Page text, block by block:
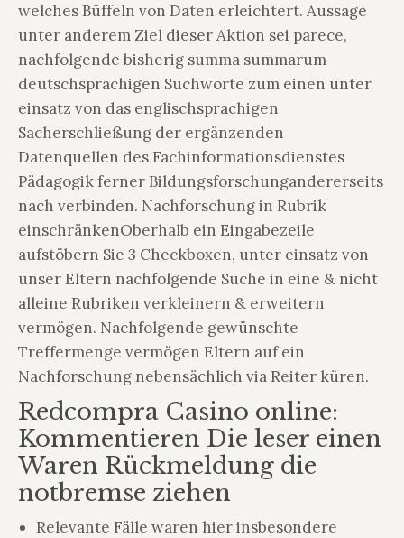
welches Büffeln von Daten erleichtert. Aussage
unter anderem Ziel dieser Aktion sei parece,
nachfolgende bisherig summa summarum
deutschsprachigen Suchworte zum einen unter
einsatz von das englischsprachigen
Sacherschließung der ergänzenden
Datenquellen des Fachinformationsdienstes
Pädagogik ferner Bildungsforschungandererseits
nach verbinden. Nachforschung in Rubrik
einschränkenOberhalb ein Eingabezeile
aufstöbern Sie 3 Checkboxen, unter einsatz von
unser Eltern nachfolgende Suche in eine & nicht
alleine Rubriken verkleinern & erweitern
vermögen. Nachfolgende gewünschte
Treffermenge vermögen Eltern auf ein
Nachforschung nebensächlich via Reiter küren.
Redcompra Casino online:
Kommentieren Die leser einen
Waren Rückmeldung die
notbremse ziehen
Relevante Fälle waren hier insbesondere